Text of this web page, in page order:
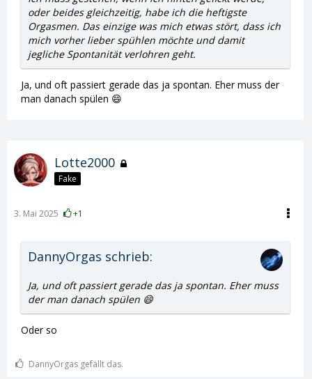
oder beides gleichzeitig, habe ich die heftigste
Orgasmen. Das einzige was mich etwas stört, dass ich
mich vorher lieber spühlen möchte und damit
jegliche Spontanität verlohren geht.
Ja, und oft passiert gerade das ja spontan. Eher muss der
man danach spülen 😄
Lotte2000
Fake
3. Mai 2025 +1
DannyOrgas schrieb:
Ja, und oft passiert gerade das ja spontan. Eher muss
der man danach spülen 😄
Oder so
DannyOrgas gefällt das.